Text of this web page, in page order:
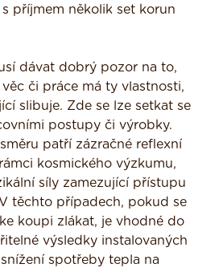
příjmem několik set korun
dávat dobrý pozor na to,
či práce má ty vlastnosti,
slibuje. Zde se lze setkat se
postupy či výrobky.
patří zázračné reflexní
kosmického výzkumu,
síly zamezující přístupu
těchto případech, pokud se
koupi zlákat, je vhodné do
výsledky instalovaných
spotřeby tepla na